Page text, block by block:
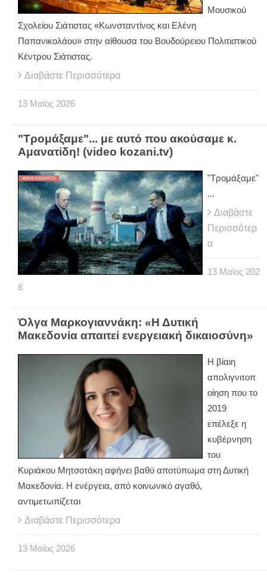
Μουσικού
Σχολείου Σιάτιστας «Κωνσταντίνος και Ελένη
Παπανικολάου» στην αίθουσα του Βουδούρειου Πολιτιστικού
Κέντρου Σιάτιστας.
Διαβάστε Περισσότερα
13 Μαϊος 2026
"Τρομάξαμε"... με αυτό που ακούσαμε κ.
Αμανατίδη! (video kozani.tv)
"Τρομάξαμε"
...
Διαβάστε
Περισσότερ
α
13 Μαϊος 202
6
Όλγα Μαρκογιαννάκη: «Η Δυτική
Μακεδονία απαιτεί ενεργειακή δικαιοσύνη»
Η βίαιη
απολιγνιτοπ
οίηση που το
2019
επέλεξε η
κυβέρνηση
του
Κυριάκου Μητσοτάκη αφήνει βαθύ αποτύπωμα στη Δυτική
Μακεδονία. Η ενέργεια, από κοινωνικό αγαθό,
αντιμετωπίζεται
Διαβάστε Περισσότερα
13 Μαϊος 2026